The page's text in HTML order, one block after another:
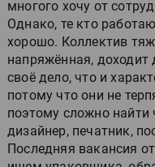
многого хочу от
Однако, те кто
хорошо. Коллектив
напряжённая,
своё дело, что и
потому что они не
поэтому сложно найти
дизайнер, печатник,
Последняя вакансия